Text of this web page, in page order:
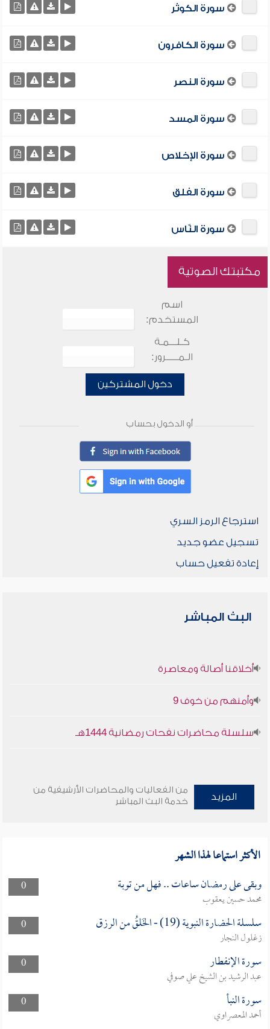
سورة الكوثر
سورة الكافرون
سورة النصر
سورة المسد
سورة الإخلاص
سورة الفلق
سورة النّاس
مكتبتك الصوتية
اسم
المستخدم:
كـلـــمـة
الـمـــــرور:
دخول المشتركين
أو الدخول بحساب
استرجاع الرمز السري
تسجيل عضو جديد
إعادة تفعيل حساب
البث المباشر
أخلاقنا أصالة ومعاصرة
وأمنهم من خوف 9
سلسلة محاضرات نفحات رمضانية 1444هـ
المزيد
من الفعاليات والمحاضرات الأرشيفية من
خدمة البث المباشر
الأكثر استماعا لهذا الشهر
0 وبقى على رمضان ساعات .. فهل من توبة
محمد حسين يعقوب
0
سلسلة الحضارة النبوية (19) - الخَلقُ من الرزق
زغلول النجار
0
سورة الإنفطار
عبد الرشيد بن الشيخ علي صوفي
0
سورة النبأ
أحمد المعصراوي